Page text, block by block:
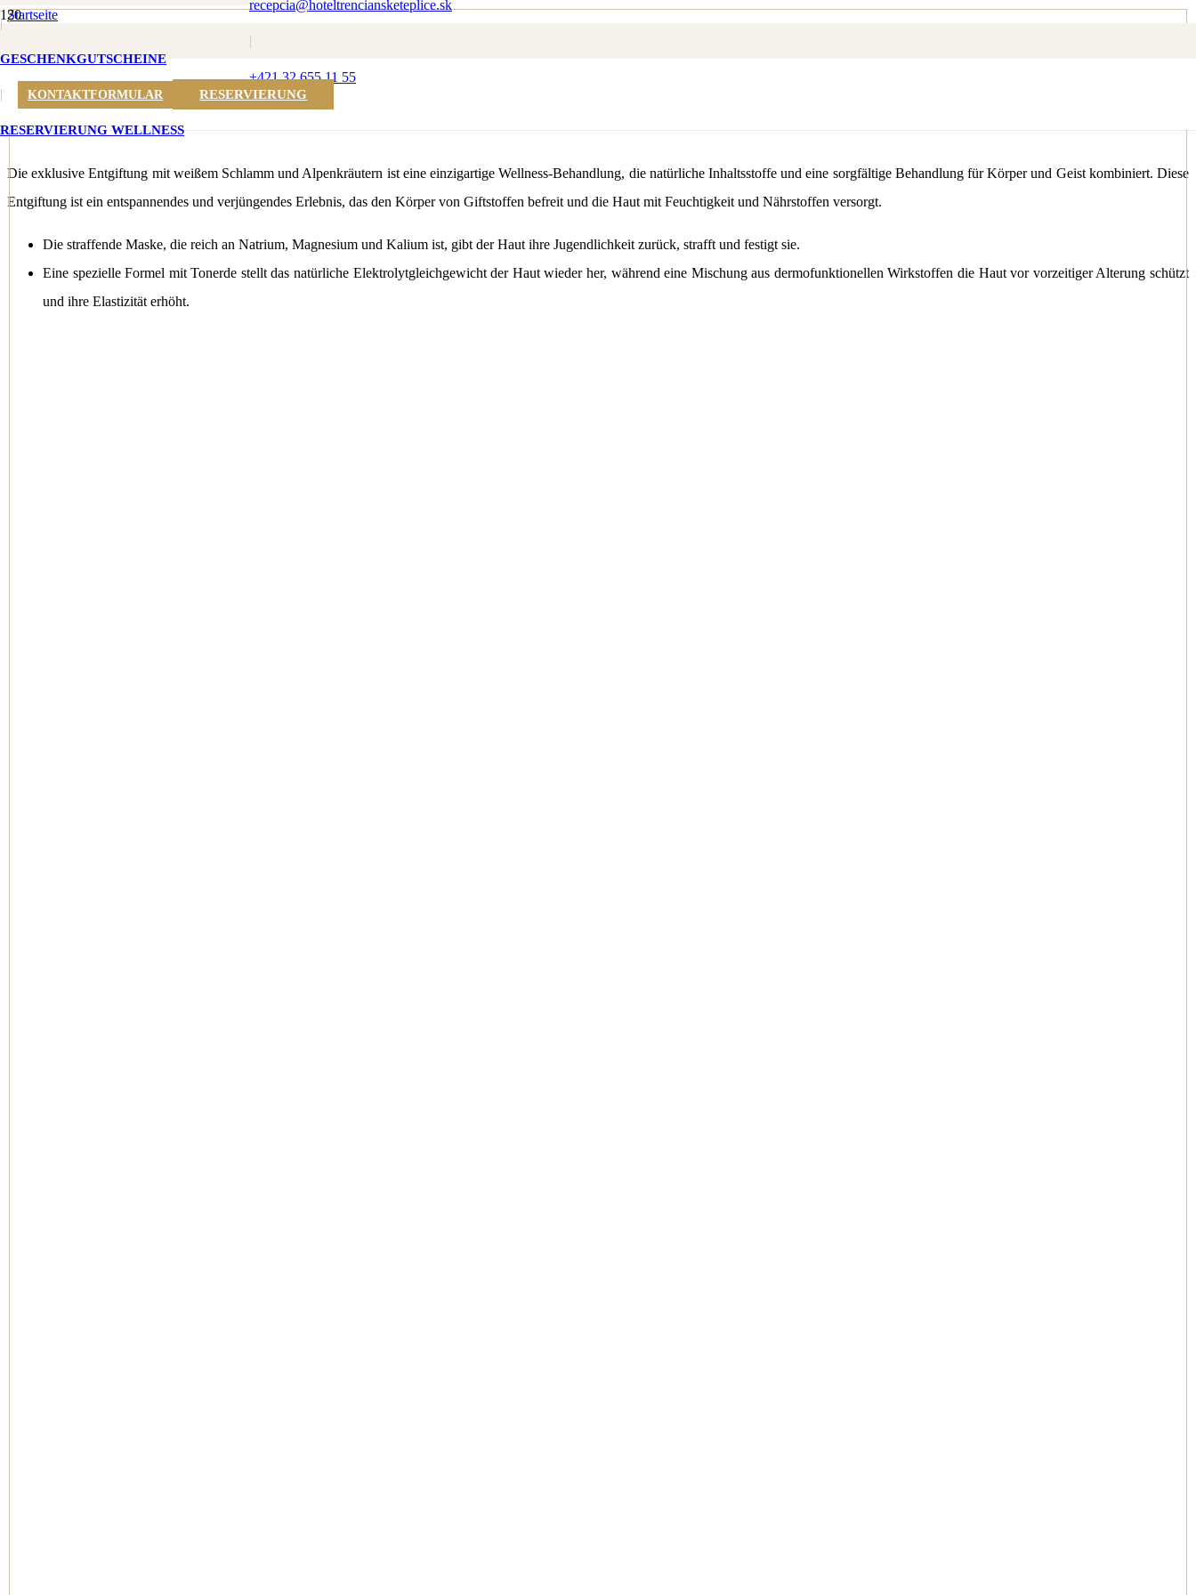
|
GESCHENKGUTSCHEINE
|
RESERVIERUNG WELLNESS
recepcia@hoteltrenciansketeplice.sk
|
+421 32 655 11 55
KONTAKTFORMULAR RESERVIERUNG
Startseite
Exklusive Entgiftung mit Weißschlamm und Alpenkräutern
Exklusive Entgiftung mit Weißschlamm und Alpenkräutern
16. Juli 2024
Die exklusive Entgiftung mit weißem Schlamm und Alpenkräutern ist eine einzigartige Wellness-Behandlung, die natürliche Inhaltsstoffe und eine sorgfältige Behandlung für Körper und Geist kombiniert. Diese
Entgiftung ist ein entspannendes und verjüngendes Erlebnis, das den Körper von Giftstoffen befreit und die Haut mit Feuchtigkeit und Nährstoffen versorgt.
Die straffende Maske, die reich an Natrium, Magnesium und Kalium ist, gibt der Haut ihre Jugendlichkeit zurück, strafft und festigt sie.
Eine spezielle Formel mit Tonerde stellt das natürliche Elektrolytgleichgewicht der Haut wieder her, während eine Mischung aus dermofunktionellen Wirkstoffen die Haut vor vorzeitiger Alterung schützt
und ihre Elastizität erhöht.